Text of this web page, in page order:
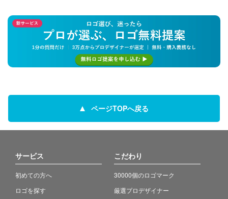
ページTOPへ戻る
サービス
初めての方へ
ロゴを探す
こだわり
30000個のロゴマーク
厳選プロデザイナー